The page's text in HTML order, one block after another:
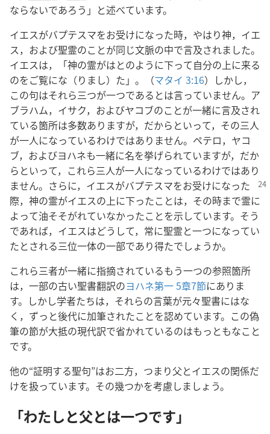
ならないであろう」と述べています。
イエスがバプテスマをお受けになった時，やはり神，イエ
ス，および聖霊のことが同じ文脈の中で言及されました。
イエスは，「神の霊がはとのように下って自分の上に来る
のをご覧にな（りまし）た」。（マタイ 3:16）しかし，
この句はそれら三つが一つであるとは言っていません。ア
ブラハム，イサク，およびヤコブのことが一緒に言及され
ている箇所は多数ありますが，だからといって，その三人
が一人になっているわけではありません。ペテロ，ヤコ
ブ，およびヨハネも一緒に名を挙げられていますが，だか
らといって，これら三人が一人になっているわけではあり
ません。さらに，イエスがバプテスマをお受けになった
際，神の霊がイエスの上に下ったことは，その時まで霊に
よって油そそがれていなかったことを示しています。そう
であれば，イエスはどうして，常に聖霊と一つになってい
たとされる三位一体の一部であり得たでしょうか。
これら三者が一緒に指摘されているもう一つの参照箇所
は，一部の古い聖書翻訳のヨハネ第一 5章7節にありま
す。しかし学者たちは，それらの言葉が元々聖書にはな
く，ずっと後代に加筆されたことを認めています。この偽
筆の節が大抵の現代訳で省かれているのはもっともなこと
です。
他の“証明する聖句”はお二方，つまり父とイエスの関係だ
けを扱っています。その幾つかを考慮しましょう。
「わたしと父とは一つです」